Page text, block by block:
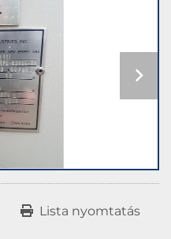
Lista nyomtatás